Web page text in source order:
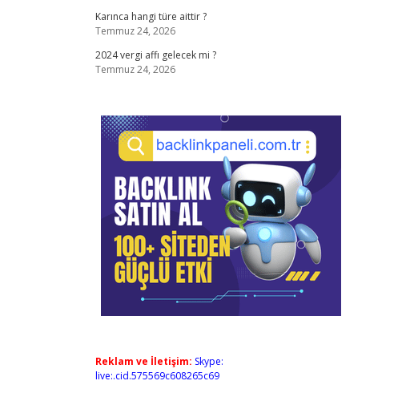
Karınca hangi türe aittir ?
Temmuz 24, 2026
2024 vergi affı gelecek mi ?
Temmuz 24, 2026
Reklam ve İletişim: Skype:
live:.cid.575569c608265c69